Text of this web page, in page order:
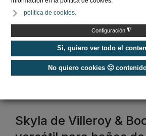
política de cookies.
Configuración ◮
Si, quiero ver todo el
No quiero cookies 🙁
reclamo del
360 by Cevisam…
Lavabos
Skyla de Villeroy &